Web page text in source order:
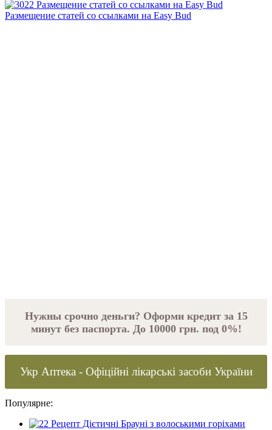
Размещение статей сo ссылками на Easy Bud
Нужны срочно деньги? Оформи кредит за 15
минут без паспорта. До 10000 грн. под 0%!
Укр Аптека - Офіційні лікарські засоби України
Популярне: